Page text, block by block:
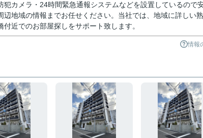
犯カメラ・24時間緊急通報システムなどを設置しているので
地域の情報までお任せください。当社では、地域に詳しい
近でのお部屋探しをサポート致します。
情報